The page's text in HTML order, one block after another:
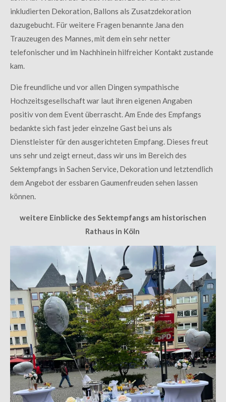
inkludierten Dekoration, Ballons als Zusatzdekoration
dazugebucht. Für weitere Fragen benannte Jana den
Trauzeugen des Mannes, mit dem ein sehr netter
telefonischer und im Nachhinein hilfreicher Kontakt zustande
kam.
Die freundliche und vor allen Dingen sympathische
Hochzeitsgesellschaft war laut ihren eigenen Angaben
positiv von dem Event überrascht. Am Ende des Empfangs
bedankte sich fast jeder einzelne Gast bei uns als
Dienstleister für den ausgerichteten Empfang. Dieses freut
uns sehr und zeigt erneut, dass wir uns im Bereich des
Sektempfangs in Sachen Service, Dekoration und letztendlich
dem Angebot der essbaren Gaumenfreuden sehen lassen
können.
weitere Einblicke des Sektempfangs am historischen
Rathaus in Köln